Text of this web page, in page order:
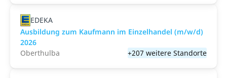
EDEKA
Ausbildung zum Kaufmann im Einzelhandel (m/w/d)
2026
Oberthulba
+207 weitere Standorte